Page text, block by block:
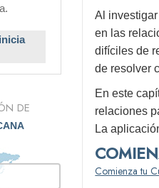
Al
en las
difíciles de
de resolver
En este
relaciones
La
Comienza tu
inicia
DE